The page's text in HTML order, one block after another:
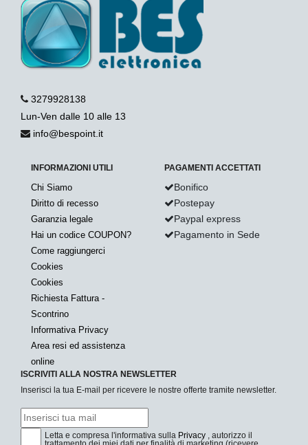
3279928138
Lun-Ven dalle 10 alle 13
info@bespoint.it
INFORMAZIONI UTILI
Chi Siamo
Diritto di recesso
Garanzia legale
Hai un codice COUPON?
Come raggiungerci
Cookies
Cookies
Richiesta Fattura -
Scontrino
Informativa Privacy
Area resi ed assistenza
online
PAGAMENTI ACCETTATI
Bonifico
Postepay
Paypal express
Pagamento in Sede
ISCRIVITI ALLA NOSTRA NEWSLETTER
Inserisci la tua E-mail per ricevere le nostre offerte tramite newsletter.
Letta e compresa l'informativa sulla Privacy , autorizzo il